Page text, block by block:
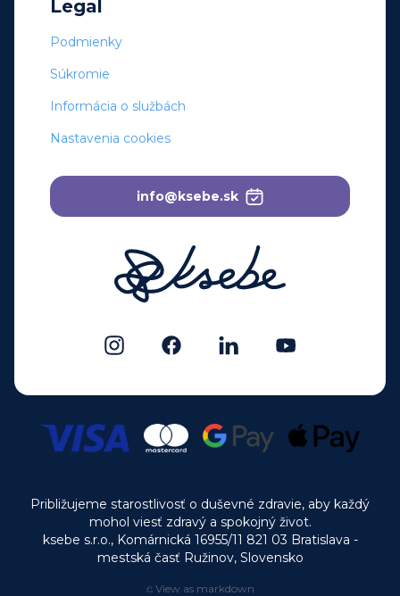
Legal
Podmienky
Súkromie
Informácia o službách
Nastavenia cookies
info@ksebe.sk
Približujeme starostlivosť o duševné zdravie, aby každý
mohol viesť zdravý a spokojný život.
ksebe s.r.o., Komárnická 16955/11 821 03 Bratislava -
mestská časť Ružinov, Slovensko
⎌ View as markdown